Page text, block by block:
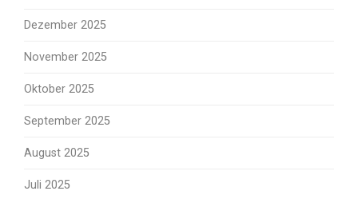
Dezember 2025
November 2025
Oktober 2025
September 2025
August 2025
Juli 2025